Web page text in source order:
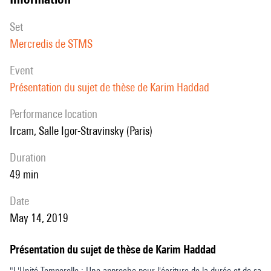
set
Mercredis de STMS
event
Présentation du sujet de thèse de Karim Haddad
performance location
Ircam, Salle Igor-Stravinsky (Paris)
duration
49 min
date
May 14, 2019
Présentation du sujet de thèse de Karim Haddad